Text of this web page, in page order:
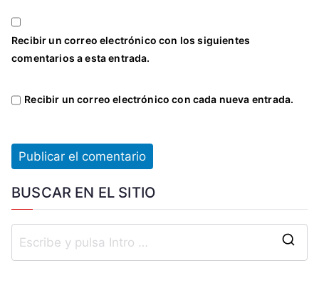
Recibir un correo electrónico con los siguientes
comentarios a esta entrada.
Recibir un correo electrónico con cada nueva entrada.
BUSCAR EN EL SITIO